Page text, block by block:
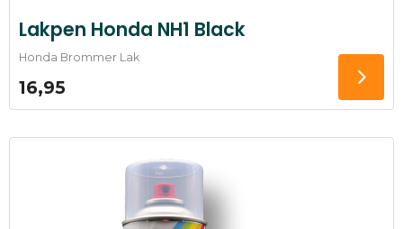
Lakpen Honda NH1 Black
Honda Brommer Lak
16,95